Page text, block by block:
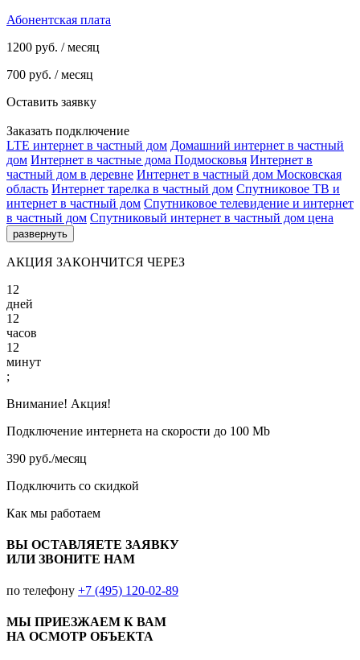
Абонентская плата
1200 руб. / месяц
700 руб. / месяц
Оставить заявку
Заказать подключение
LTE интернет в частный дом Домашний интернет в частный
дом Интернет в частные дома Подмосковья Интернет в
частный дом в деревне Интернет в частный дом Московская
область Интернет тарелка в частный дом Спутниковое ТВ и
интернет в частный дом Спутниковое телевидение и интернет
в частный дом Спутниковый интернет в частный дом цена
развернуть
АКЦИЯ ЗАКОНЧИТСЯ ЧЕРЕЗ
12
дней
12
часов
12
минут
;
Внимание! Акция!
Подключение интернета на скорости до 100 Mb
390 руб./месяц
Подключить со скидкой
Как мы работаем
ВЫ ОСТАВЛЯЕТЕ ЗАЯВКУ
ИЛИ ЗВОНИТЕ НАМ
по телефону +7 (495) 120-02-89
МЫ ПРИЕЗЖАЕМ К ВАМ
НА ОСМОТР ОБЪЕКТА